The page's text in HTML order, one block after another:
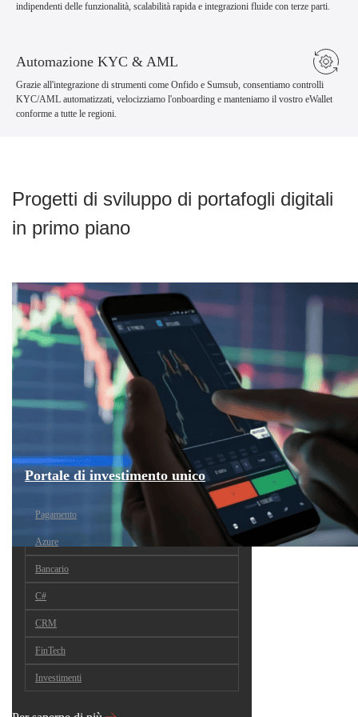
indipendenti delle funzionalità, scalabilità rapida e integrazioni fluide con terze parti.
Automazione KYC & AML
Grazie all'integrazione di strumenti come Onfido e Sumsub, consentiamo controlli
KYC/AML automatizzati, velocizziamo l'onboarding e manteniamo il vostro eWallet
conforme a tutte le regioni.
Progetti di sviluppo di portafogli digitali
in primo piano
Portale di investimento unico
Pagamento
Azure
Bancario
C#
CRM
FinTech
Investimenti